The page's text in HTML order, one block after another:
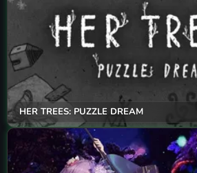
HER TREES: PUZZLE DREAM